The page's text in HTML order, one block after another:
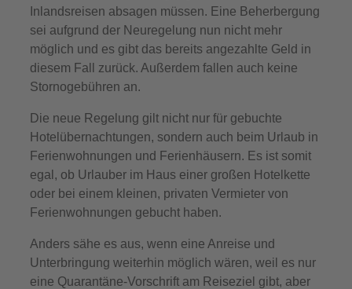
Inlandsreisen absagen müssen. Eine Beherbergung
sei aufgrund der Neuregelung nun nicht mehr
möglich und es gibt das bereits angezahlte Geld in
diesem Fall zurück. Außerdem fallen auch keine
Stornogebühren an.
Die neue Regelung gilt nicht nur für gebuchte
Hotelübernachtungen, sondern auch beim Urlaub in
Ferienwohnungen und Ferienhäusern. Es ist somit
egal, ob Urlauber im Haus einer großen Hotelkette
oder bei einem kleinen, privaten Vermieter von
Ferienwohnungen gebucht haben.
Anders sähe es aus, wenn eine Anreise und
Unterbringung weiterhin möglich wären, weil es nur
eine Quarantäne-Vorschrift am Reiseziel gibt, aber